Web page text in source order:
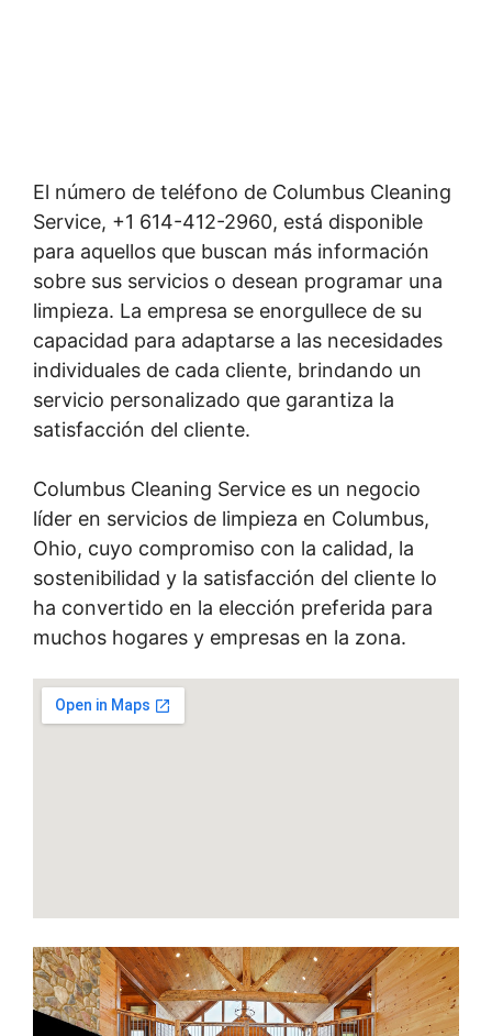
El número de teléfono de Columbus Cleaning
Service, +1 614-412-2960, está disponible
para aquellos que buscan más información
sobre sus servicios o desean programar una
limpieza. La empresa se enorgullece de su
capacidad para adaptarse a las necesidades
individuales de cada cliente, brindando un
servicio personalizado que garantiza la
satisfacción del cliente.
Columbus Cleaning Service es un negocio
líder en servicios de limpieza en Columbus,
Ohio, cuyo compromiso con la calidad, la
sostenibilidad y la satisfacción del cliente lo
ha convertido en la elección preferida para
muchos hogares y empresas en la zona.